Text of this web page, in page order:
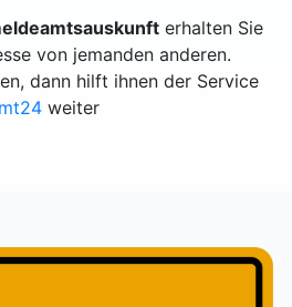
erhalten Sie
von jemanden anderen.
dann hilft ihnen der Service
weiter